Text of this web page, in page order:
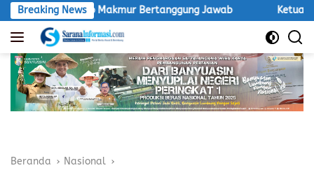
Langsung
ke
konten
Breaking News
Makmur Bertanggung Jawab Ketua LSM Macan
Beranda Nasional